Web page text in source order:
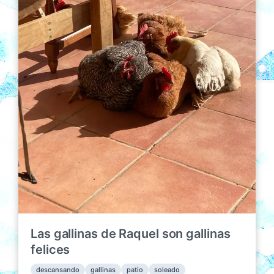
c
i
n
Las gallinas de Raquel son gallinas
felices
descansando gallinas patio soleado